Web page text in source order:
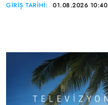
GİRİŞ TARİHİ: 01.08.2026 10:40